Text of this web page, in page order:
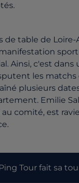
de table de
Ainsi, c'est dans
les matchs
plusieurs
Emilie
comité, est
Tour fait sa